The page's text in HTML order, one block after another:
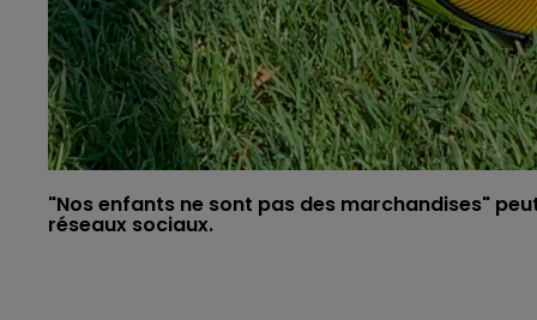
"Nos enfants ne sont pas des marchandises"
réseaux sociaux.